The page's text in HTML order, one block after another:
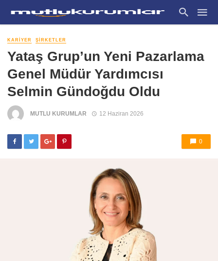
KARIYER ŞIRKETLER
Yataş Grup’un Yeni Pazarlama
Genel Müdür Yardımcısı
Selmin Gündoğdu Oldu
MUTLU KURUMLAR 12 Haziran 2026
0